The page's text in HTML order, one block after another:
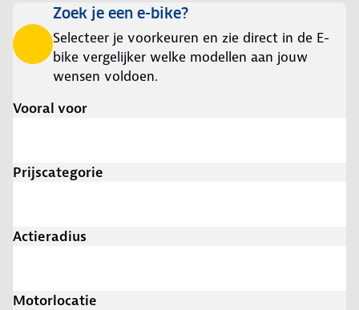
Zoek je een e-bike?
Selecteer je voorkeuren en zie direct in de E-
bike vergelijker welke modellen aan jouw
wensen voldoen.
Vooral voor
Prijscategorie
Actieradius
Motorlocatie